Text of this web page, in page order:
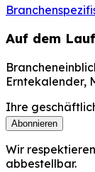
Auf dem
Erntekalender,
Ihre
Abonnieren
Wir
abbestellbar.